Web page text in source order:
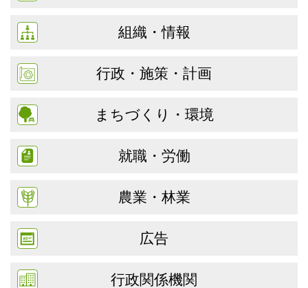
組織・情報
行政・施策・計画
まちづくり・環境
就職・労働
農業・林業
広告
行政関係機関